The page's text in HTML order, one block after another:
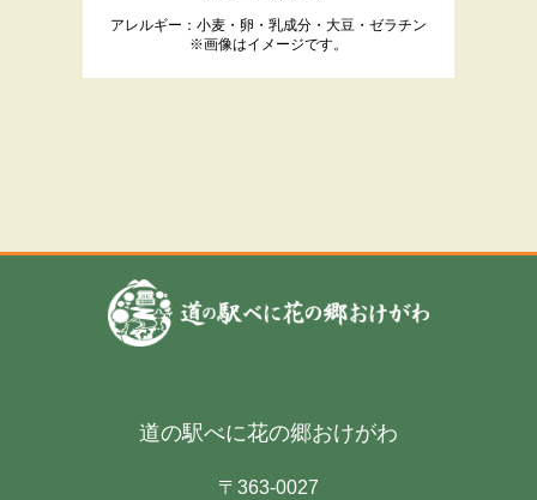
アレルギー：小麦・卵・乳成分・大豆・ゼラチン
※画像はイメージです。
道の駅べに花の郷おけがわ
〒363-0027